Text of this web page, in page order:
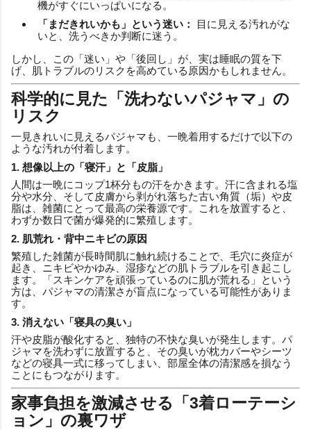
機がすぐにいっぱいになる。
「まだきれいかも」という迷い：
目に見える汚れがな
いと、洗うべきか判断に迷う。
しかし、この「迷い」や「後回し」が、実は睡眠の質を下
げ、肌トラブルのリスクを高めている原因かもしれません。
科学的に見た「洗わないパジャマ」の
リスク
一見きれいに見えるパジャマも、一晩着用するだけで以下の
ような汚れが付着します。
1. 想像以上の「寝汗」と「皮脂」
人間は一晩にコップ1杯分もの汗をかきます。汗に含まれる塩
分や水分、そして皮膚から剥がれ落ちた古い角質（垢）や皮
脂は、雑菌にとって最高の栄養源です。これを放置すると、
わずか数日で菌が爆発的に繁殖します。
2. 肌荒れ・背中ニキビの原因
繁殖した雑菌が長時間肌に触れ続けることで、毛穴に炎症が
起き、ニキビやかゆみ、湿疹などの肌トラブルを引き起こし
ます。「スキンケアを頑張っているのに肌が荒れる」という
方は、パジャマの清潔さが盲点になっている可能性がありま
す。
3. 消えない「寝具の臭い」
汗や皮脂が酸化すると、独特の不快な臭いが発生します。パ
ジャマを洗わずに放置すると、その臭いが枕カバーやシーツ
などの寝具一式に移ってしまい、部屋全体の清潔感を損なう
ことにもつながります。
家事負担を激減させる「3着ローテーシ
ョン」の裏ワザ